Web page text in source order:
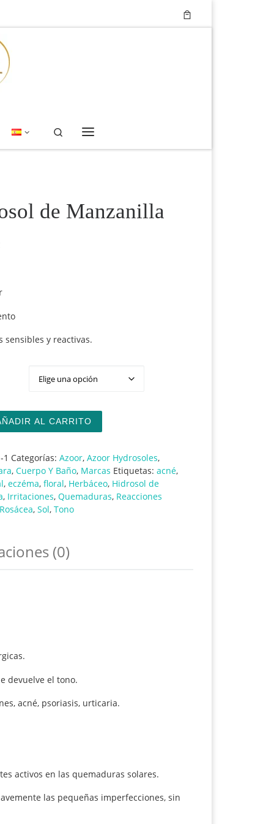
Search
de Manzanilla
de precios: desde 10 € hasta 15 €
sensibles y reactivas.
Manzanilla cantidad
AL CARRITO
1 Categorías: Azoor, Azoor Hydrosoles,
, Cuerpo Y Baño, Marcas Etiquetas: acné,
, eczéma, floral, Herbáceo, Hidrosol de
, Irritaciones, Quemaduras, Reacciones
Rosácea, Sol, Tono
(0)
devuelve el tono.
acné, psoriasis, urticaria.
activos en las quemaduras solares.
las pequeñas imperfecciones, sin